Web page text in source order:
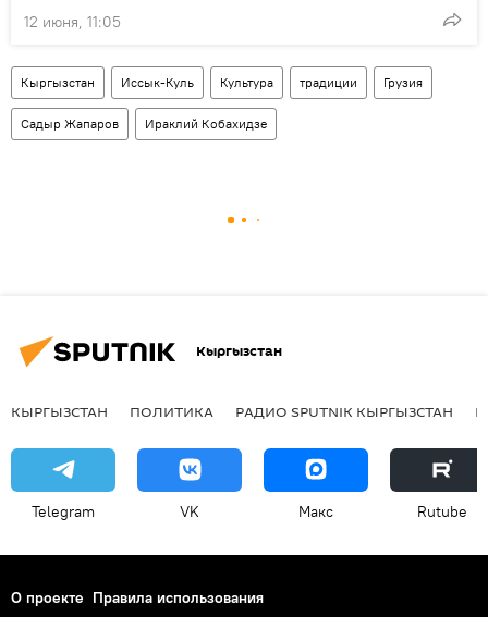
12 июня, 11:05
Кыргызстан Иссык-Куль Культура традиции Грузия
Садыр Жапаров Ираклий Кобахидзе
Кыргызстан
КЫРГЫЗСТАН ПОЛИТИКА РАДИО SPUTNIK КЫРГЫЗСТАН
Telegram VK Макс Rutube
О проекте Правила использования